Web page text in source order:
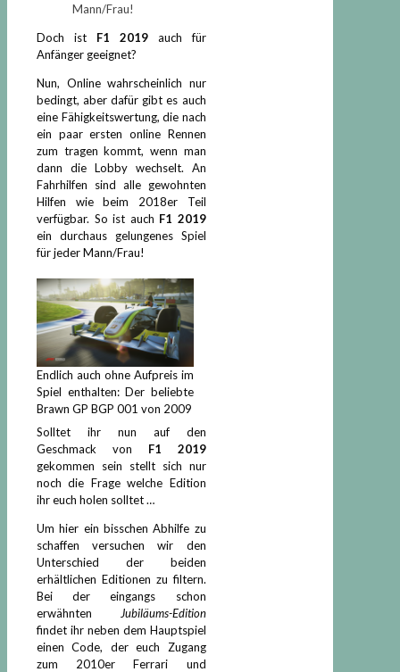
Mann/Frau!
Doch istF1 2019auch für
Anfänger geeignet?
Nun, Online wahrscheinlich nur
bedingt, aber dafür gibt es auch
eine Fähigkeitswertung, die nach
ein paar ersten online Rennen
zum tragen kommt, wenn man
dann die Lobby wechselt. An
Fahrhilfen sind alle gewohnten
Hilfen wie beim 2018er Teil
verfügbar. So ist auch F1 2019
ein durchaus gelungenes Spiel
für jeder Mann/Frau!
Endlich auch ohne Aufpreis im
Spiel enthalten: Der beliebte
Brawn GP BGP 001 von 2009
Solltet ihr nun auf den
Geschmack von F1 2019
gekommen sein stellt sich nur
noch die Frage welche Edition
ihr euch holen solltet …
Um hier ein bisschen Abhilfe zu
schaffen versuchen wir den
Unterschied der beiden
erhältlichen Editionen zu filtern.
Bei der eingangs schon
erwähnten
Jubiläums-Edition
findet ihr neben dem Hauptspiel
einen Code, der euch Zugang
zum 2010er Ferrari und